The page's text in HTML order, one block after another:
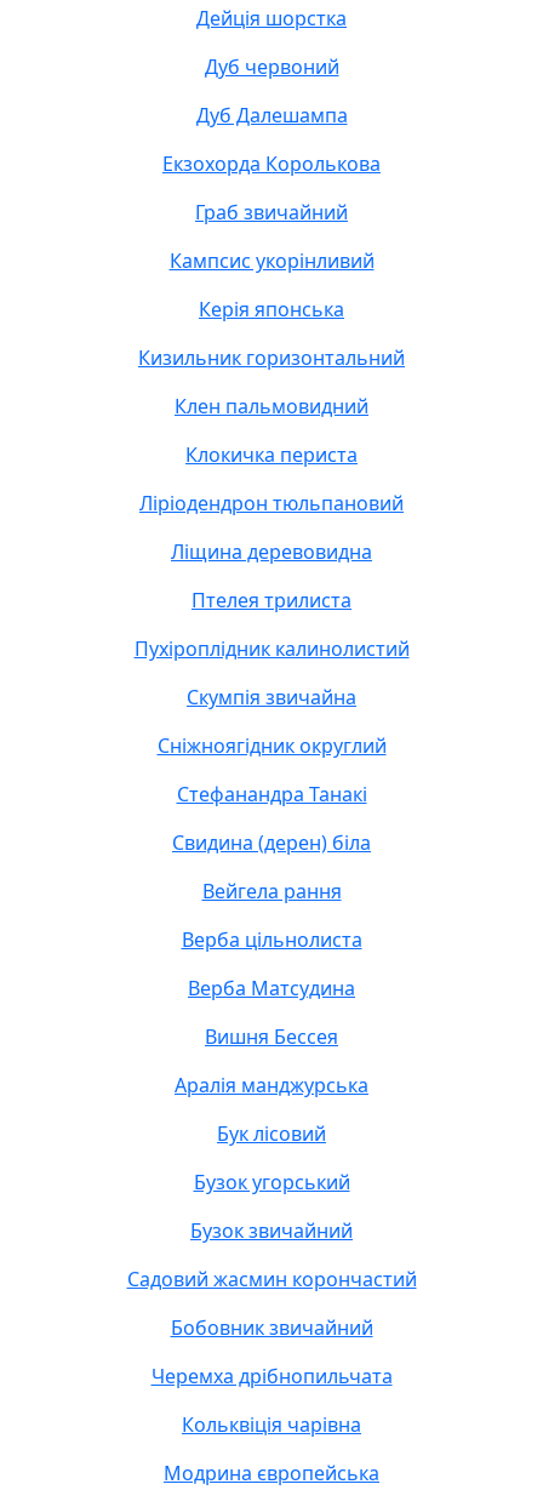
Дейція шорстка
Дуб червоний
Дуб Далешампа
Екзохорда Королькова
Граб звичайний
Кампсис укорінливий
Керія японська
Кизильник горизонтальний
Клен пальмовидний
Клокичка периста
Ліріодендрон тюльпановий
Ліщина деревовидна
Птелея трилиста
Пухіроплідник калинолистий
Скумпія звичайна
Сніжноягідник округлий
Стефанандра Танакі
Свидина (дерен) біла
Вейгела рання
Верба цільнолиста
Верба Матсудина
Вишня Бессея
Аралія манджурська
Бук лісовий
Бузок угорський
Бузок звичайний
Cадовий жасмин корончастий
Бобовник звичайний
Черемха дрібнопильчата
Кольквіція чарівна
Модрина європейська